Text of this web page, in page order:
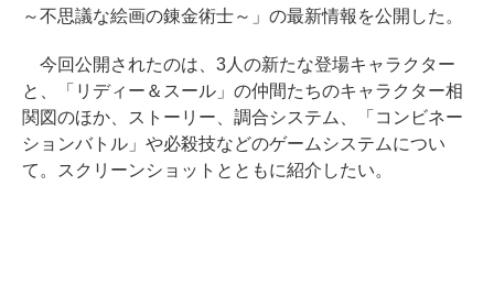
～不思議な絵画の錬金術士～」の最新情報を公開した。
今回公開されたのは、3人の新たな登場キャラクター
と、「リディー＆スール」の仲間たちのキャラクター相
関図のほか、ストーリー、調合システム、「コンビネー
ションバトル」や必殺技などのゲームシステムについ
て。スクリーンショットとともに紹介したい。